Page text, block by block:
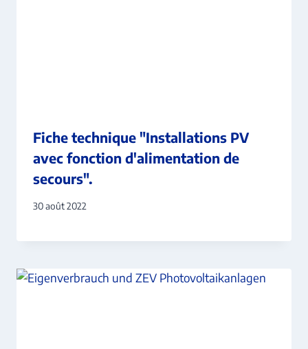
Fiche technique "Installations PV
avec fonction d'alimentation de
secours".
30 août 2022